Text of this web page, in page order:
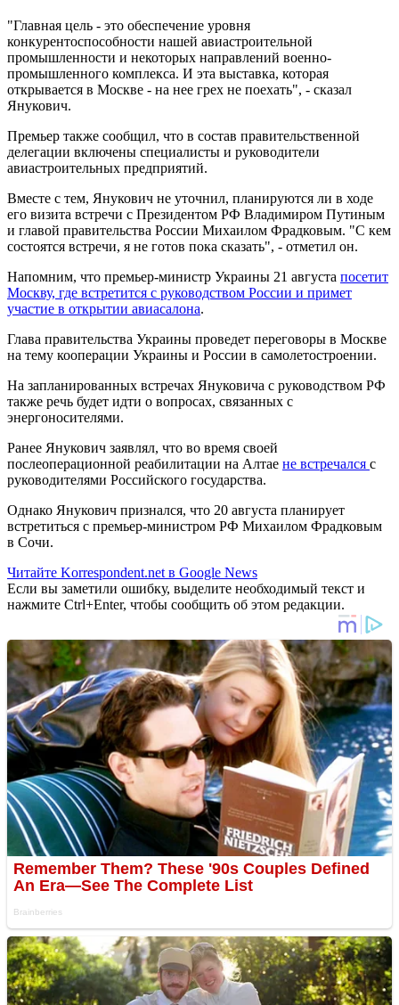
"Главная цель - это обеспечение уровня
конкурентоспособности нашей авиастроительной
промышленности и некоторых направлений военно-
промышленного комплекса. И эта выставка, которая
открывается в Москве - на нее грех не поехать", - сказал
Янукович.
Премьер также сообщил, что в состав правительственной
делегации включены специалисты и руководители
авиастроительных предприятий.
Вместе с тем, Янукович не уточнил, планируются ли в ходе
его визита встречи с Президентом РФ Владимиром Путиным
и главой правительства России Михаилом Фрадковым. "С кем
состоятся встречи, я не готов пока сказать", - отметил он.
Напомним, что премьер-министр Украины 21 августа посетит
Москву, где встретится с руководством России и примет
участие в открытии авиасалона.
Глава правительства Украины проведет переговоры в Москве
на тему кооперации Украины и России в самолетостроении.
На запланированных встречах Януковича с руководством РФ
также речь будет идти о вопросах, связанных с
энергоносителями.
Ранее Янукович заявлял, что во время своей
послеоперационной реабилитации на Алтае не встречался с
руководителями Российского государства.
Однако Янукович признался, что 20 августа планирует
встретиться с премьер-министром РФ Михаилом Фрадковым
в Сочи.
Читайте Korrespondent.net в Google News
Если вы заметили ошибку, выделите необходимый текст и
нажмите Ctrl+Enter, чтобы сообщить об этом редакции.